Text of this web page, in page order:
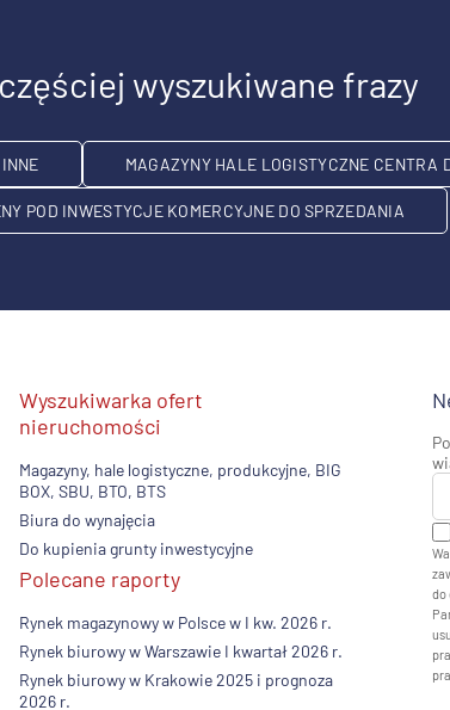
wyszukiwane frazy
MAGAZYNY HALE LOGISTYCZNE
POD INWESTYCJE KOMERCYJNE DO SPRZEDANIA
Wyszukiwarka ofert
nieruchomości
Magazyny, hale logistyczne, produkcyjne, BIG
BOX, SBU, BTO, BTS
Biura do wynajęcia
Do kupienia grunty inwestycyjne
Polecane raporty
Rynek magazynowy w Polsce w I kw. 2026 r.
Rynek biurowy w Warszawie I kwartał 2026 r.
Rynek biurowy w Krakowie 2025 i prognoza
2026 r.
do